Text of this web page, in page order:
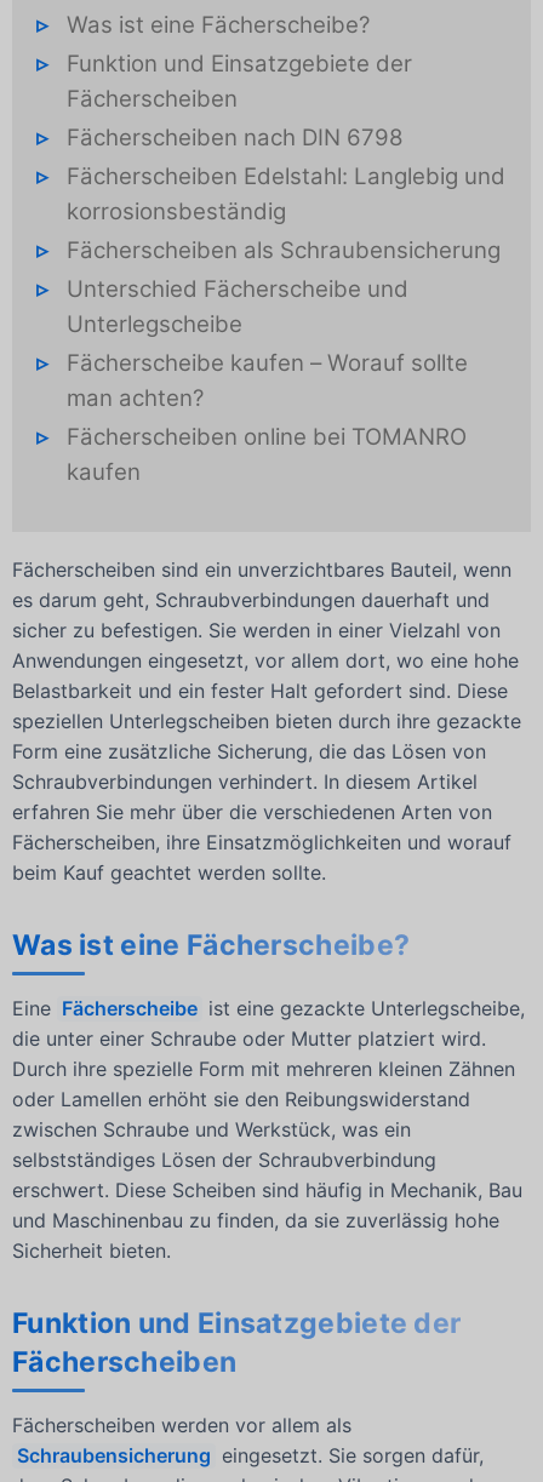
Was ist eine Fächerscheibe?
Funktion und Einsatzgebiete der
Fächerscheiben
Fächerscheiben nach DIN 6798
Fächerscheiben Edelstahl: Langlebig und
korrosionsbeständig
Fächerscheiben als Schraubensicherung
Unterschied Fächerscheibe und
Unterlegscheibe
Fächerscheibe kaufen – Worauf sollte
man achten?
Fächerscheiben online bei TOMANRO
kaufen
Fächerscheiben sind ein unverzichtbares Bauteil, wenn
es darum geht, Schraubverbindungen dauerhaft und
sicher zu befestigen. Sie werden in einer Vielzahl von
Anwendungen eingesetzt, vor allem dort, wo eine hohe
Belastbarkeit und ein fester Halt gefordert sind. Diese
speziellen Unterlegscheiben bieten durch ihre gezackte
Form eine zusätzliche Sicherung, die das Lösen von
Schraubverbindungen verhindert. In diesem Artikel
erfahren Sie mehr über die verschiedenen Arten von
Fächerscheiben, ihre Einsatzmöglichkeiten und worauf
beim Kauf geachtet werden sollte.
Was ist eine Fächerscheibe?
Eine Fächerscheibe ist eine gezackte Unterlegscheibe,
die unter einer Schraube oder Mutter platziert wird.
Durch ihre spezielle Form mit mehreren kleinen Zähnen
oder Lamellen erhöht sie den Reibungswiderstand
zwischen Schraube und Werkstück, was ein
selbstständiges Lösen der Schraubverbindung
erschwert. Diese Scheiben sind häufig in Mechanik, Bau
und Maschinenbau zu finden, da sie zuverlässig hohe
Sicherheit bieten.
Funktion und Einsatzgebiete der
Fächerscheiben
Fächerscheiben werden vor allem als
Schraubensicherung eingesetzt. Sie sorgen dafür,